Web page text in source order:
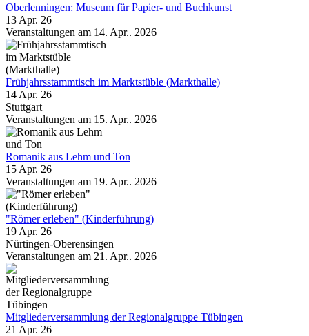
Oberlenningen: Museum für Papier- und Buch­kunst
13 Apr. 26
Veranstaltungen am 14. Apr.. 2026
Frühjahrsstammtisch im Marktstüble (Markthalle)
14 Apr. 26
Stuttgart
Veranstaltungen am 15. Apr.. 2026
Romanik aus Lehm und Ton
15 Apr. 26
Veranstaltungen am 19. Apr.. 2026
"Römer erleben" (Kinderführung)
19 Apr. 26
Nürtingen-Oberensingen
Veranstaltungen am 21. Apr.. 2026
Mitgliederversammlung der Regionalgruppe Tübingen
21 Apr. 26